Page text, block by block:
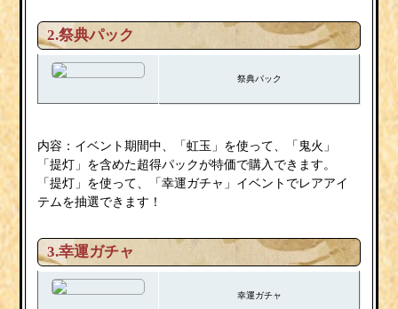
2.祭典パック
祭典パック
内容：イベント期間中、「虹玉」を使って、「鬼火」
「提灯」を含めた超得パックが特価で購入できます。
「提灯」を使って、「幸運ガチャ」イベントでレアアイ
テムを抽選できます！
3.幸運ガチャ
幸運ガチャ